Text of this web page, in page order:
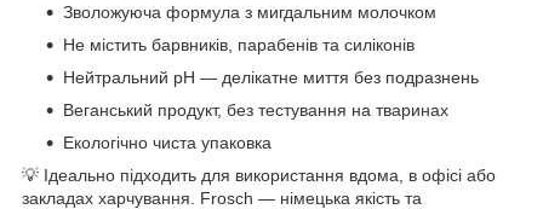
Зволожуюча формула з мигдальним молочком
Не містить барвників, парабенів та силіконів
Нейтральний pH — делікатне миття без подразнень
Веганський продукт, без тестування на тваринах
Екологічно чиста упаковка
💡 Ідеально підходить для використання вдома, в офісі або
закладах харчування. Frosch — німецька якість та